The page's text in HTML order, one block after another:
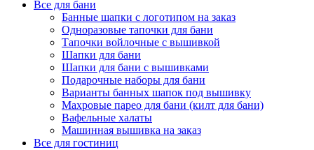
Все для бани
Банные шапки с логотипом на заказ
Одноразовые тапочки для бани
Тапочки войлочные с вышивкой
Шапки для бани
Шапки для бани с вышивками
Подарочные наборы для бани
Варианты банных шапок под вышивку
Махровые парео для бани (килт для бани)
Вафельные халаты
Машинная вышивка на заказ
Все для гостиниц